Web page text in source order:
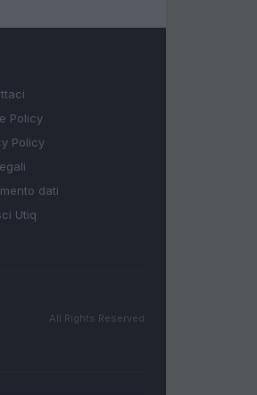
Policy
Policy
dati
Utiq
All Rights Reserved